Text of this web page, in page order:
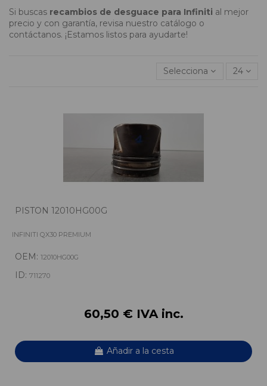
Si buscas recambios de desguace para Infiniti al mejor
precio y con garantía, revisa nuestro catálogo o
contáctanos. ¡Estamos listos para ayudarte!
Selecciona 24
PISTON 12010HG00G
INFINITI QX30 PREMIUM
OEM: 12010HG00G
ID: 711270
60,50 € IVA inc.
Añadir a la cesta